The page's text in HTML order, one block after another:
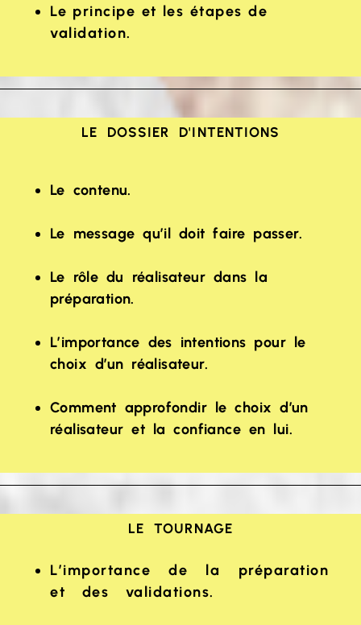
Le principe et les étapes de
validation.
LE DOSSIER D'INTENTIONS
Le contenu.
Le message qu’il doit faire passer.
Le rôle du réalisateur dans la
préparation.
L’importance des intentions pour le
choix d’un réalisateur.
Comment approfondir le choix d’un
réalisateur et la confiance en lui.
LE TOURNAGE
L’importance de la préparation
et des validations.